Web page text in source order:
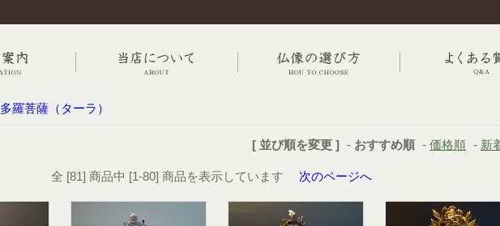
多羅菩薩（ターラ）
[ 並び順を変更 ] - おすすめ順 - 価格順 - 新
全 [81] 商品中 [1-80] 商品を表示しています 次のページへ